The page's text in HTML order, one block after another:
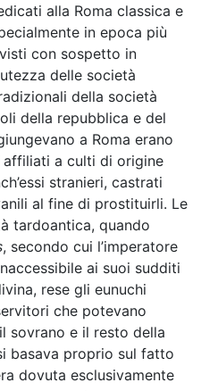
alla Roma classica e
in epoca più
con sospetto in
delle società
della società
della repubblica e del
a Roma erano
a culti di origine
stranieri, castrati
al fine di prostituirli. Le
tardoantica, quando
, secondo cui l’imperatore
ai suoi sudditi
rese gli eunuchi
che potevano
sovrano e il resto della
basava proprio sul fatto
dovuta esclusivamente